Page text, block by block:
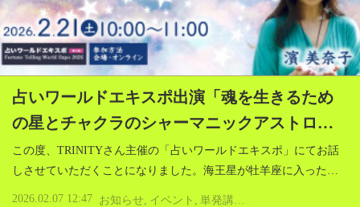
占いワールドエキスポ出演「魂を生きるため
の星とチャクラのシャーマニックアストロ…
この度、TRINITYさん主催の「占いワールドエキスポ」にてお話
しさせていただくことになりました。海王星が牡羊座に入った…
2026.02.07 12:47 お知らせ イベント 単発講座・ワークショップ